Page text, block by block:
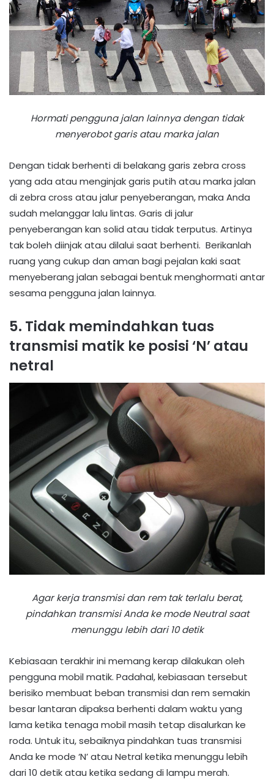
Hormati pengguna jalan lainnya dengan tidak
menyerobot garis atau marka jalan
Dengan tidak berhenti di belakang garis zebra cross
yang ada atau menginjak garis putih atau marka jalan
di zebra cross atau jalur penyeberangan, maka Anda
sudah melanggar lalu lintas. Garis di jalur
penyeberangan kan solid atau tidak terputus. Artinya
tak boleh diinjak atau dilalui saat berhenti. Berikanlah
ruang yang cukup dan aman bagi pejalan kaki saat
menyeberang jalan sebagai bentuk menghormati antar
sesama pengguna jalan lainnya.
5. Tidak memindahkan tuas
transmisi matik ke posisi ‘N’ atau
netral
Agar kerja transmisi dan rem tak terlalu berat,
pindahkan transmisi Anda ke mode Neutral saat
menunggu lebih dari 10 detik
Kebiasaan terakhir ini memang kerap dilakukan oleh
pengguna mobil matik. Padahal, kebiasaan tersebut
berisiko membuat beban transmisi dan rem semakin
besar lantaran dipaksa berhenti dalam waktu yang
lama ketika tenaga mobil masih tetap disalurkan ke
roda. Untuk itu, sebaiknya pindahkan tuas transmisi
Anda ke mode ‘N’ atau Netral ketika menunggu lebih
dari 10 detik atau ketika sedang di lampu merah.